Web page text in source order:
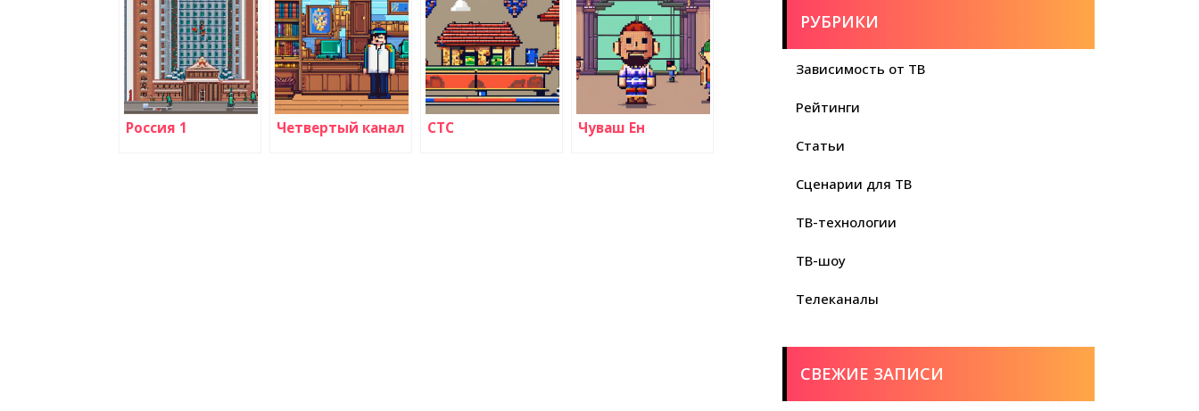
Россия 1 Четвертый канал СТС Чуваш Ен
РУБРИКИ
Зависимость от ТВ
Рейтинги
Статьи
Сценарии для ТВ
ТВ-технологии
ТВ-шоу
Телеканалы
СВЕЖИЕ ЗАПИСИ